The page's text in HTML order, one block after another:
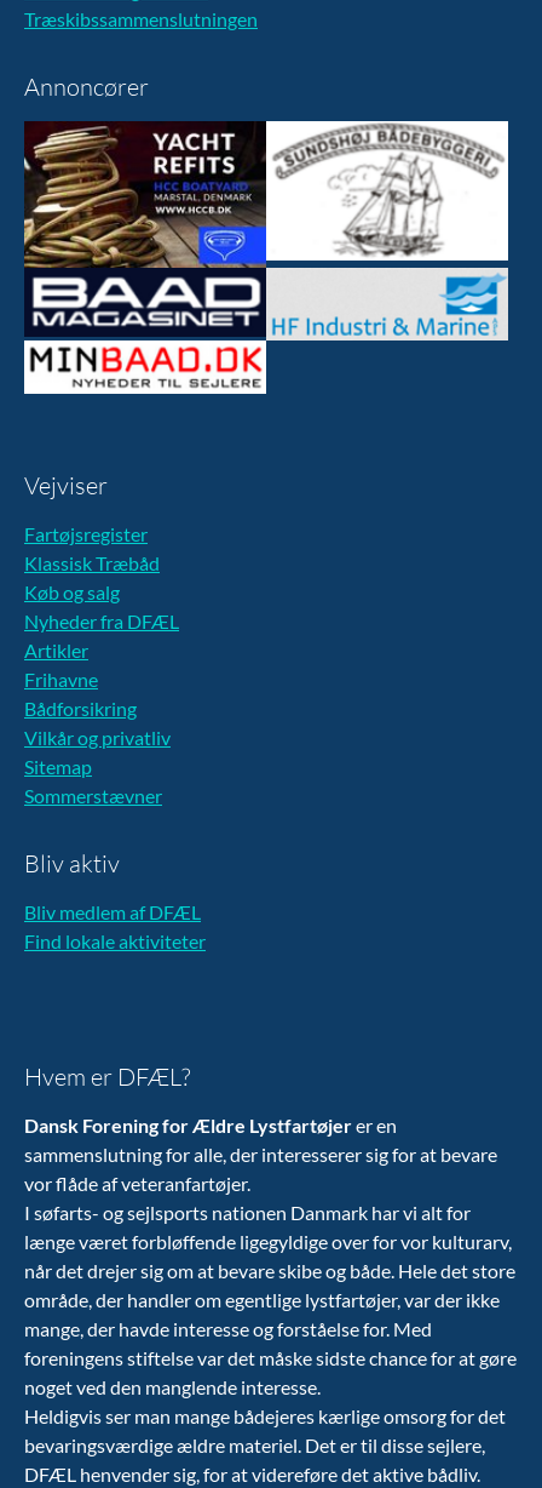
Træskibssammenslutningen
Annoncører
Vejviser
Fartøjsregister
Klassisk Træbåd
Køb og salg
Nyheder fra DFÆL
Artikler
Frihavne
Bådforsikring
Vilkår og privatliv
Sitemap
Sommerstævner
Bliv aktiv
Bliv medlem af DFÆL
Find lokale aktiviteter
Hvem er DFÆL?
Dansk Forening for Ældre Lystfartøjerer en
sammenslutning for alle, der interesserer sig for at bevare
vor flåde af veteranfartøjer.
I søfarts- og sejlsports nationen Danmark har vi alt for
længe været forbløffende ligegyldige over for vor kulturarv,
når det drejer sig om at bevare skibe og både. Hele det store
område, der handler om egentlige lystfartøjer, var der ikke
mange, der havde interesse og forståelse for. Med
foreningens stiftelse var det måske sidste chance for at gøre
noget ved den manglende interesse.
Heldigvis ser man mange bådejeres kærlige omsorg for det
bevaringsværdige ældre materiel. Det er til disse sejlere,
DFÆL henvender sig, for at videreføre det aktive bådliv.